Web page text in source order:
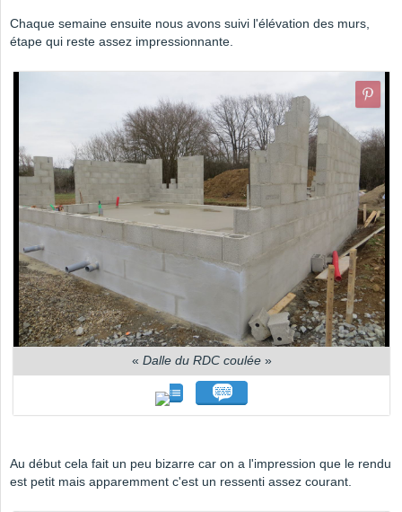
Chaque semaine ensuite nous avons suivi l'élévation des murs,
étape qui reste assez impressionnante.
« Dalle du RDC coulée»
Au début cela fait un peu bizarre car on a l'impression que le rendu
est petit mais apparemment c'est un ressenti assez courant.